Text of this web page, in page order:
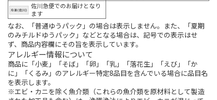
佐川急便でのお届けとなり
ます
なお、「普通ゆうパック」の場合は表示しません。また、「夏期
のみチルドゆうパック」などとなる場合は、記号での表示はせ
ず、商品内容欄にその旨を表示しています。
アレルギー情報について
商品に「小麦」「そば」「卵」「乳」「落花生」「えび」「か
に」「くるみ」のアレルギー特定8品目を含んでいる場合に品目名
を表示します。
※エビ・カニを除く魚介類（これらの魚介類を原材料として製造